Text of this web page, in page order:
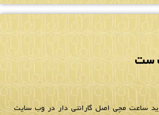
ست
ساعت مچی اصل گارانتی دار در وب سایت